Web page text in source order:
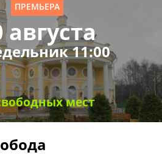
ПРЕМЬЕРА
августа
11:00
мест